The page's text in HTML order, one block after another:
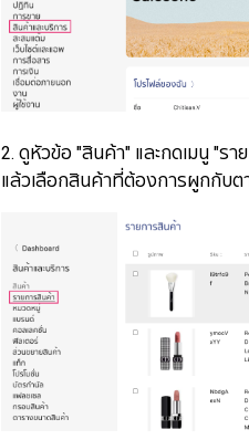
2. ดูหัวข้อ "สินค้า" และกดเมนู "ร
แล้วเลือกสินค้าที่ต้องการผูกกับต